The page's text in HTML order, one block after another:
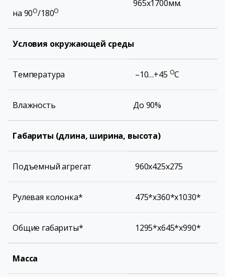
на 90О/180О
965х1700мм.
Условия окружающей среды
Температура –10…+45 ОС
Влажность До 90%
Габариты (длина, ширина, высота)
Подъемный агрегат 960х425х275
Рулевая колонка* 475*х360*х1030*
Общие габариты* 1295*х645*х990*
Масса